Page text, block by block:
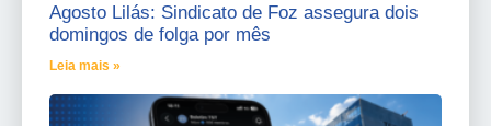
Agosto Lilás: Sindicato de Foz assegura dois
domingos de folga por mês
Leia mais »